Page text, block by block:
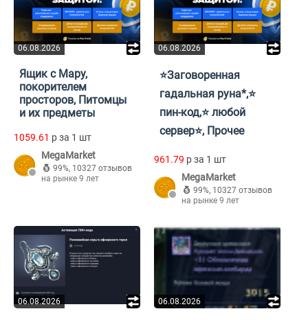
06.08.2026
Ящик с Мару,
покорителем
просторов, Питомцы
и их предметы
1059.61 p за 1 шт
MegaMarket
99%, 10327 отзывов
на рынке 9 лет
06.08.2026
⭐Заговоренная
гадальная руна*,⭐
пин-код,⭐ любой
сервер⭐, Прочее
961.79 p за 1 шт
MegaMarket
99%, 10327 отзывов
на рынке 9 лет
06.08.2026 06.08.2026